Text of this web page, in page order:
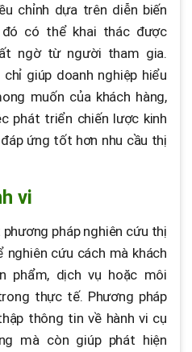
chỉnh dựa trên diễn biến
có thể khai thác được
ngờ từ người tham gia.
giúp doanh nghiệp hiểu
muốn của khách hàng,
phát triển chiến lược kinh
ứng tốt hơn nhu cầu thị
vi
pháp nghiên cứu thị
cứu cách mà khách
phẩm, dịch vụ hoặc môi
thực tế. Phương pháp
thông tin về hành vi cụ
mà còn giúp phát hiện